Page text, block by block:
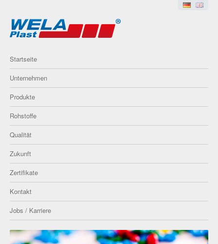
Startseite
Unternehmen
Produkte
Rohstoffe
Qualität
Zukunft
Zertifikate
Kontakt
Jobs / Karriere